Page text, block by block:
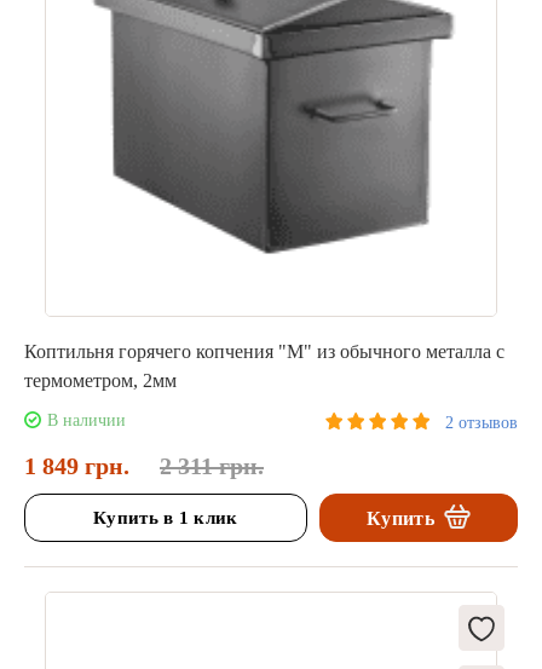
Коптильня горячего копчения "М" из обычного металла с
термометром, 2мм
В наличии 2 отзывов
1 849 грн. 2 311 грн.
Купить в 1 клик Купить